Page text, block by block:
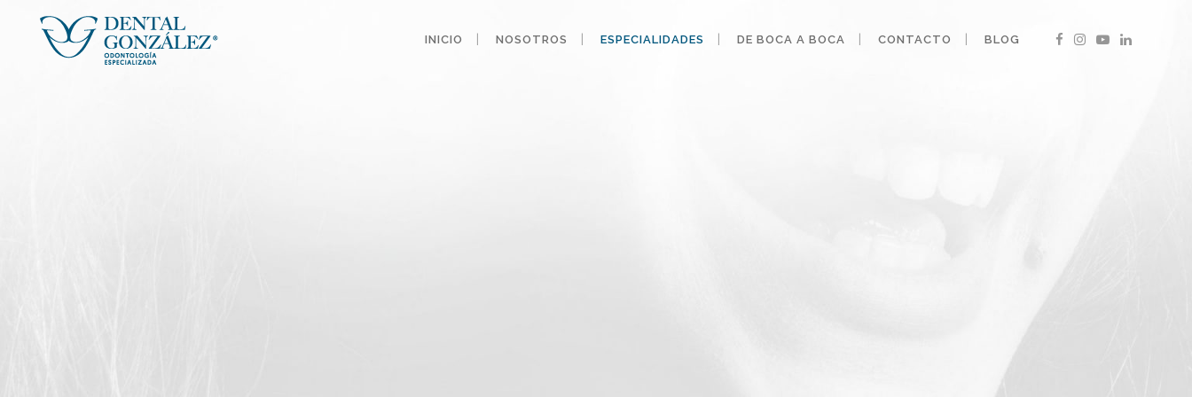
INICIO NOSOTROS ESPECIALIDADES DE BOCA A BOCA CONTACTO BLOG